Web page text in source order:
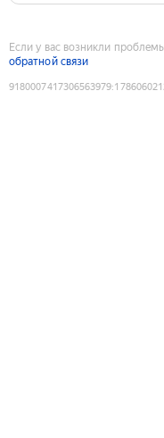
Если у вас возникли
обратной связи
9180007417306563979: